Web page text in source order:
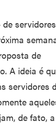
de
A ideia é
servidores
de fato,